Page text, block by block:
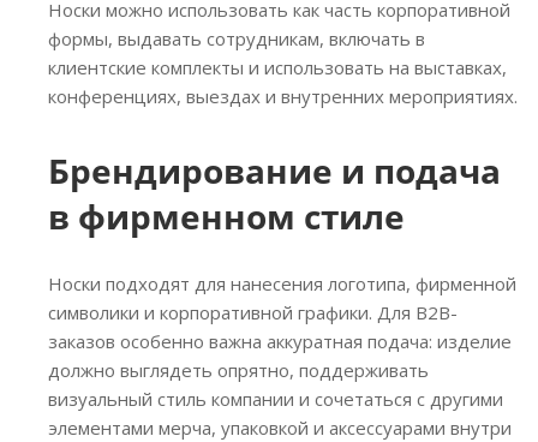
Носки можно использовать как часть корпоративной
формы, выдавать сотрудникам, включать в
клиентские комплекты и использовать на выставках,
конференциях, выездах и внутренних мероприятиях.
Брендирование и подача
в фирменном стиле
Носки подходят для нанесения логотипа, фирменной
символики и корпоративной графики. Для B2B-
заказов особенно важна аккуратная подача: изделие
должно выглядеть опрятно, поддерживать
визуальный стиль компании и сочетаться с другими
элементами мерча, упаковкой и аксессуарами внутри